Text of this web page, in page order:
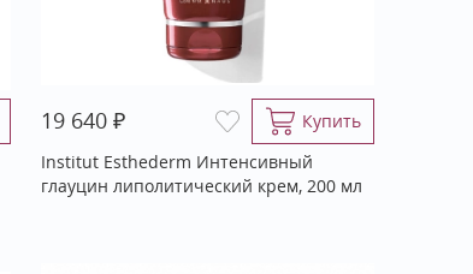
19 640₽
Купить
Institut Esthederm Интенсивный
глауцин липолитический крем, 200 мл